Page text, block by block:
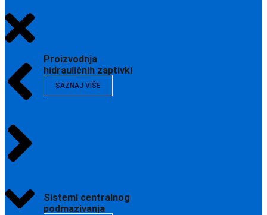
Proizvodnja
hidrauličnih zaptivki
SAZNAJ VIŠE
Sistemi centralnog
podmazivanja